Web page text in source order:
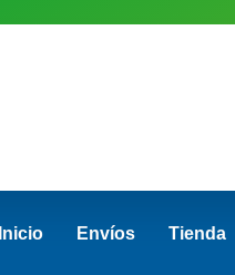
Inicio Envíos Tienda